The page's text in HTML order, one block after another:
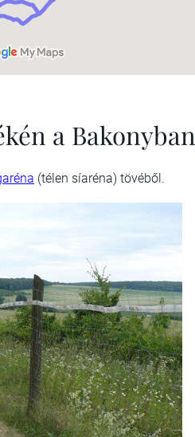
a Bakonyban
(télen síaréna) tövéből.